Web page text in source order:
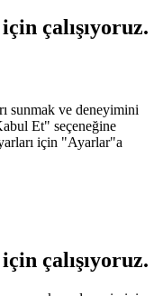
çalışıyoruz.
sunmak ve deneyimini
Et" seçeneğine
için "Ayarlar"a
çalışıyoruz.